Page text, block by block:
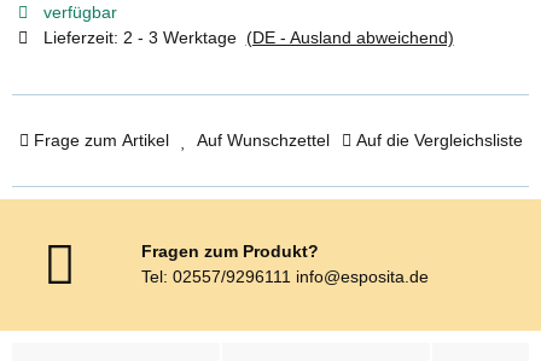
verfügbar
Lieferzeit: 2 - 3 Werktage (DE - Ausland abweichend)
Frage zum Artikel Auf Wunschzettel Auf die Vergleichsliste
Fragen zum Produkt?
Tel: 02557/9296111 info@esposita.de